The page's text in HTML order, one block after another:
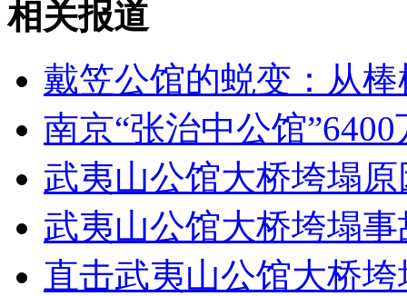
司机酒驾遇交警 急速倒车逃窜
相关报道
戴笠公馆的蜕变：从
南京“张治中公馆
武夷山公馆大桥垮塌
武夷山公馆大桥垮塌
直击武夷山公馆大桥